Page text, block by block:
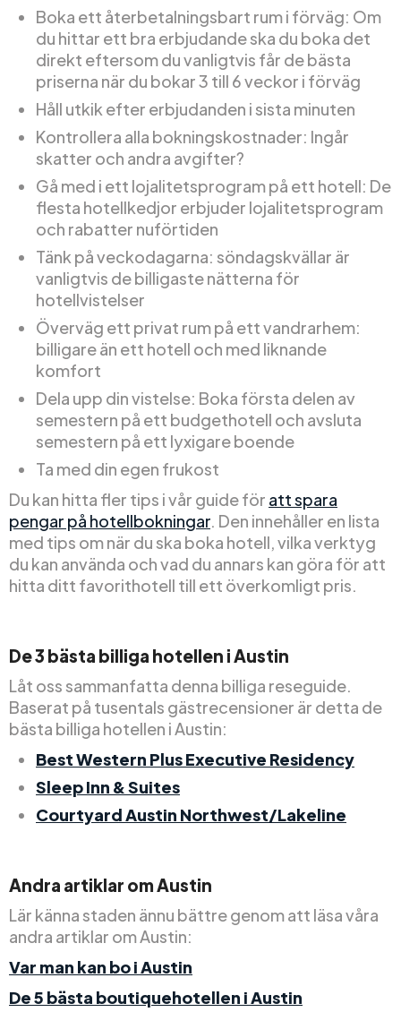
Boka ett återbetalningsbart rum i förväg: Om
du hittar ett bra erbjudande ska du boka det
direkt eftersom du vanligtvis får de bästa
priserna när du bokar 3 till 6 veckor i förväg
Håll utkik efter erbjudanden i sista minuten
Kontrollera alla bokningskostnader: Ingår
skatter och andra avgifter?
Gå med i ett lojalitetsprogram på ett hotell: De
flesta hotellkedjor erbjuder lojalitetsprogram
och rabatter nuförtiden
Tänk på veckodagarna: söndagskvällar är
vanligtvis de billigaste nätterna för
hotellvistelser
Överväg ett privat rum på ett vandrarhem:
billigare än ett hotell och med liknande
komfort
Dela upp din vistelse: Boka första delen av
semestern på ett budgethotell och avsluta
semestern på ett lyxigare boende
Ta med din egen frukost
Du kan hitta fler tips i vår guide för att spara
pengar på hotellbokningar. Den innehåller en lista
med tips om när du ska boka hotell, vilka verktyg
du kan använda och vad du annars kan göra för att
hitta ditt favorithotell till ett överkomligt pris.
De 3 bästa billiga hotellen i Austin
Låt oss sammanfatta denna billiga reseguide.
Baserat på tusentals gästrecensioner är detta de
bästa billiga hotellen i Austin:
Best Western Plus Executive Residency
Sleep Inn & Suites
Courtyard Austin Northwest/Lakeline
Andra artiklar om Austin
Lär känna staden ännu bättre genom att läsa våra
andra artiklar om Austin:
Var man kan bo i Austin
De 5 bästa boutiquehotellen i Austin